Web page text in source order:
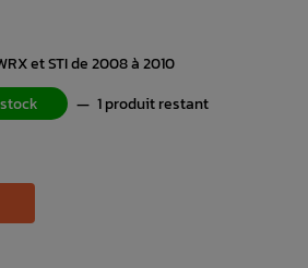
et STI de 2008 à 2010
— 1 produit restant